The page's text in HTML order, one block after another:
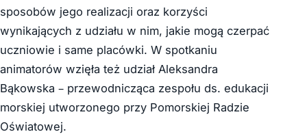
sposobów jego realizacji oraz korzyści
wynikających z udziału w nim, jakie mogą czerpać
uczniowie i same placówki. W spotkaniu
animatorów wzięła też udział Aleksandra
Bąkowska – przewodnicząca zespołu ds. edukacji
morskiej utworzonego przy Pomorskiej Radzie
Oświatowej.